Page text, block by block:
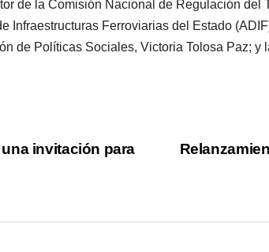
de la Comisión Nacional de Regulación del
Infraestructuras Ferroviarias del Estado
de Políticas Sociales, Victoria Tolosa Paz; y
invitación para